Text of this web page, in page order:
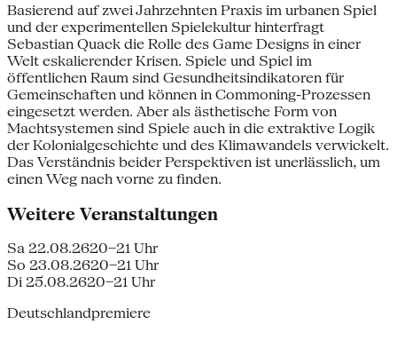
Basierend auf zwei Jahrzehnten Praxis im urbanen Spiel
und der experimentellen Spielekultur hinterfragt
Sebastian Quack die Rolle des Game Designs in einer
Welt eskalierender Krisen. Spiele und Spiel im
öffentlichen Raum sind Gesundheitsindikatoren für
Gemeinschaften und können in Commoning-Prozessen
eingesetzt werden. Aber als ästhetische Form von
Machtsystemen sind Spiele auch in die extraktive Logik
der Kolonialgeschichte und des Klimawandels verwickelt.
Das Verständnis beider Perspektiven ist unerlässlich, um
einen Weg nach vorne zu finden.
Weitere Veranstaltungen
Sa 22.08.2620–21 Uhr
So 23.08.2620–21 Uhr
Di 25.08.2620–21 Uhr
Deutschlandpremiere